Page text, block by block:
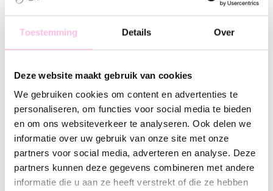
Toestemming Details Over
Deze website maakt gebruik van cookies
We gebruiken cookies om content en advertenties te
personaliseren, om functies voor social media te bieden
en om ons websiteverkeer te analyseren. Ook delen we
informatie over uw gebruik van onze site met onze
partners voor social media, adverteren en analyse. Deze
partners kunnen deze gegevens combineren met andere
informatie die u aan ze heeft verstrekt of die ze hebben
€ 14.95
Variants:
Ice blue Nude Pink Rust bruin
•⁠ ⁠Free shipping from €35,-
•⁠ Please note: shipping from €1.95
•⁠ ⁠100% waterproof
•⁠ ⁠Premium stainless steel
Description Features SKU
With these handmade earrings it doesn't matter what the
occasion is, because they go with everything! These colorful
earrings complete every outfit! Let's make a Statement baby!